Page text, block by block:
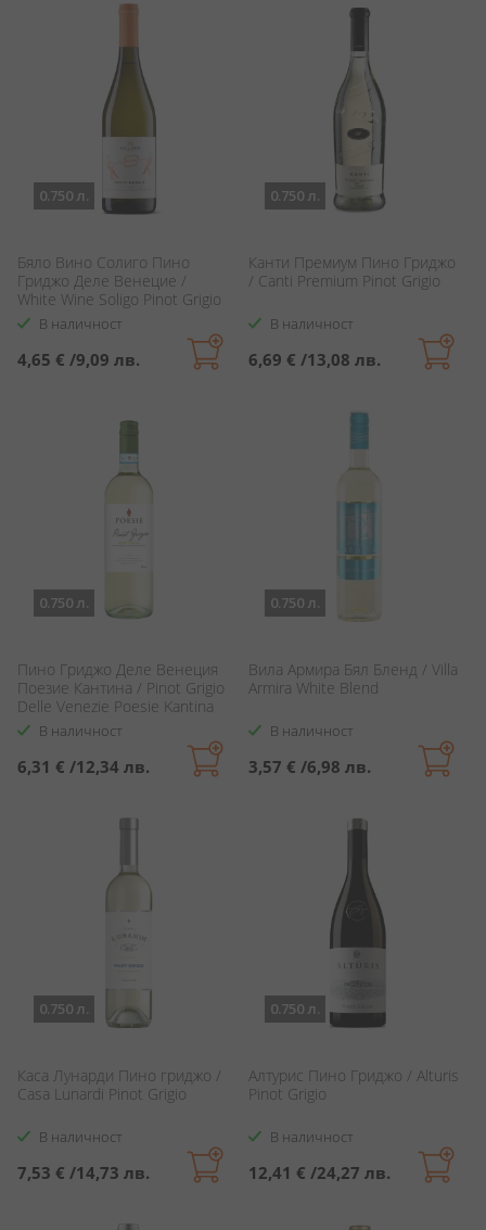
0.750 л.
Бяло Вино Солиго Пино
Гриджо Деле Венецие /
White Wine Soligo Pinot Grigio
DOC delle Venezie
В наличност
4,65 € /9,09 лв.
0.750 л.
Канти Премиум Пино Гриджо
/ Canti Premium Pinot Grigio
В наличност
6,69 € /13,08 лв.
0.750 л.
Пино Гриджо Деле Венеция
Поезие Кантина / Pinot Grigio
Delle Venezie Poesie Kantina
В наличност
6,31 € /12,34 лв.
0.750 л.
Вила Армира Бял Бленд / Villa
Armira White Blend
В наличност
3,57 € /6,98 лв.
0.750 л.
Каса Лунарди Пино гриджо /
Casa Lunardi Pinot Grigio
В наличност
7,53 € /14,73 лв.
0.750 л.
Алтурис Пино Гриджо / Alturis
Pinot Grigio
В наличност
12,41 € /24,27 лв.